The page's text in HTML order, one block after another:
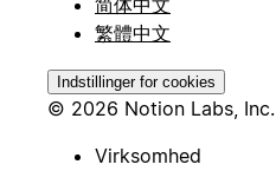
简体中文
繁體中文
Indstillinger for cookies
© 2026 Notion Labs, Inc.
Virksomhed